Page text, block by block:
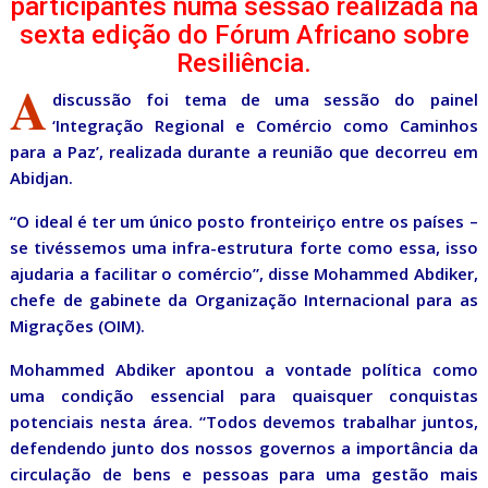
participantes numa sessão realizada na
sexta edição do Fórum Africano sobre
Resiliência.
A discussão foi tema de uma sessão do painel
‘Integração Regional e Comércio como Caminhos
para a Paz’, realizada durante a reunião que decorreu em
Abidjan.
“O ideal é ter um único posto fronteiriço entre os países –
se tivéssemos uma infra-estrutura forte como essa, isso
ajudaria a facilitar o comércio”, disse Mohammed Abdiker,
chefe de gabinete da Organização Internacional para as
Migrações (OIM).
Mohammed Abdiker apontou a vontade política como
uma condição essencial para quaisquer conquistas
potenciais nesta área. “Todos devemos trabalhar juntos,
defendendo junto dos nossos governos a importância da
circulação de bens e pessoas para uma gestão mais